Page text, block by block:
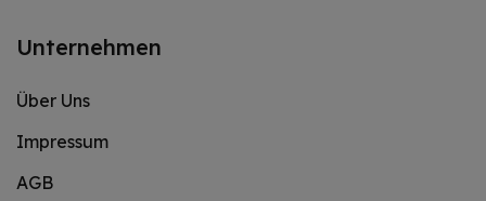
Unternehmen
Über Uns
Impressum
AGB